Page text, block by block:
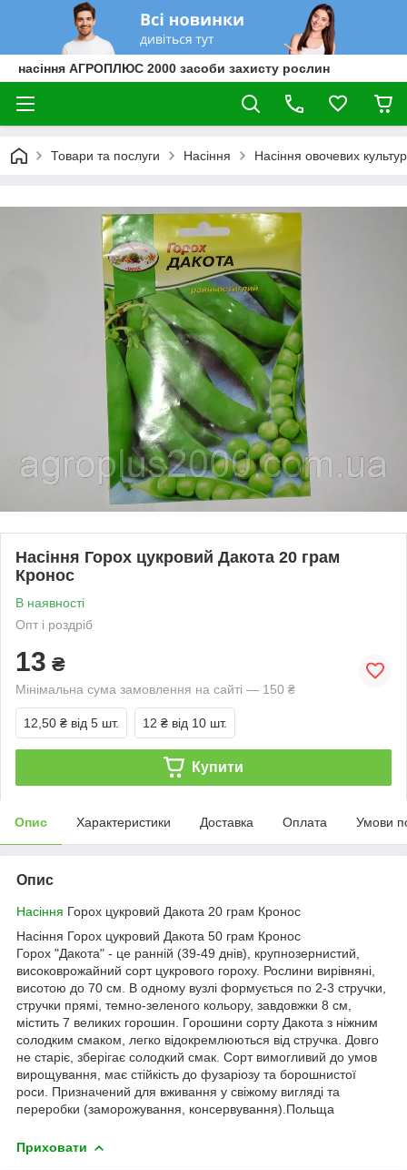
насіння АГРОПЛЮС 2000 засоби захисту рослин
Товари та послуги Насіння Насіння овочевих культур
Насіння Горох цукровий Дакота 20 грам
Кронос
В наявності
Опт і роздріб
13 ₴
Мінімальна сума замовлення на сайті — 150 ₴
12,50 ₴ від 5 шт. 12 ₴ від 10 шт.
Купити
Опис Характеристики Доставка Оплата Умови
Опис
Насіння Горох цукровий Дакота 20 грам Кронос
Насіння Горох цукровий Дакота 50 грам Кронос
Горох "Дакота" - це ранній (39-49 днів), крупнозернистий,
високоврожайний сорт цукрового гороху. Рослини вирівняні,
висотою до 70 см. В одному вузлі формується по 2-3 стручки,
стручки прямі, темно-зеленого кольору, завдовжки 8 см,
містить 7 великих горошин. Горошини сорту Дакота з ніжним
солодким смаком, легко відокремлюються від стручка. Довго
не старіє, зберігає солодкий смак. Сорт вимогливий до умов
вирощування, має стійкість до фузаріозу та борошнистої
роси. Призначений для вживання у свіжому вигляді та
переробки (заморожування, консервування).Польща
Приховати